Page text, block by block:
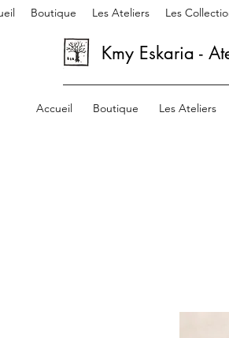
Kmy Eskaria -
Accueil Boutique Les Ateliers
Boutique Les Ateliers Les